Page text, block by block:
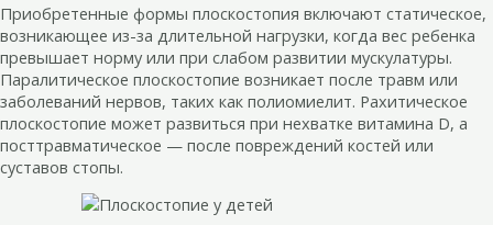
Приобретенные формы плоскостопия включают статическое,
возникающее из-за длительной нагрузки, когда вес ребенка
превышает норму или при слабом развитии мускулатуры.
Паралитическое плоскостопие возникает после травм или
заболеваний нервов, таких как полиомиелит. Рахитическое
плоскостопие может развиться при нехватке витамина D, а
посттравматическое — после повреждений костей или
суставов стопы.